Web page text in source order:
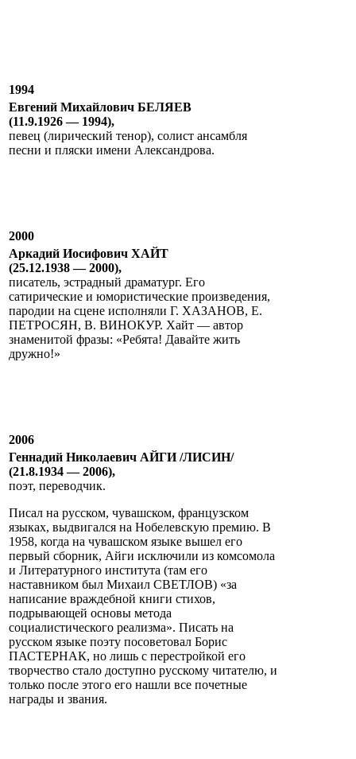
1994
Евгений Михайлович БЕЛЯЕВ
(11.9.1926 — 1994),
певец (лирический тенор), солист ансамбля
песни и пляски имени Александрова.
2000
Аркадий Иосифович ХАЙТ
(25.12.1938 — 2000),
писатель, эстрадный драматург. Его
сатирические и юмористические произведения,
пародии на сцене исполняли Г. ХАЗАНОВ, Е.
ПЕТРОСЯН, В. ВИНОКУР. Хайт — автор
знаменитой фразы: «Ребята! Давайте жить
дружно!»
2006
Геннадий Николаевич АЙГИ /ЛИСИН/
(21.8.1934 — 2006),
поэт, переводчик.
Писал на русском, чувашском, французском
языках, выдвигался на Нобелевскую премию. В
1958, когда на чувашском языке вышел его
первый сборник, Айги исключили из комсомола
и Литературного института (там его
наставником был Михаил СВЕТЛОВ) «за
написание враждебной книги стихов,
подрывающей основы метода
социалистического реализма». Писать на
русском языке поэту посоветовал Борис
ПАСТЕРНАК, но лишь с перестройкой его
творчество стало доступно русскому читателю, и
только после этого его нашли все почетные
награды и звания.